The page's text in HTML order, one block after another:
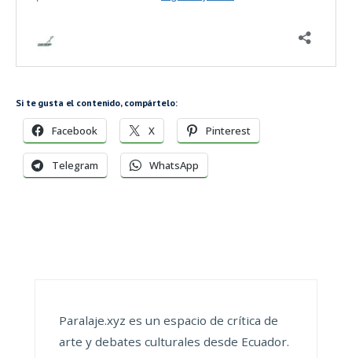
Si te gusta el contenido, compártelo:
Facebook X Pinterest
Telegram WhatsApp
Paralaje.xyz es un espacio de crítica de
arte y debates culturales desde Ecuador.